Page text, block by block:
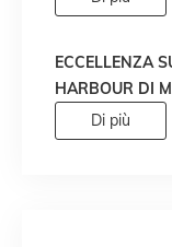
ECCELLENZA
HARBOUR DI
Di più